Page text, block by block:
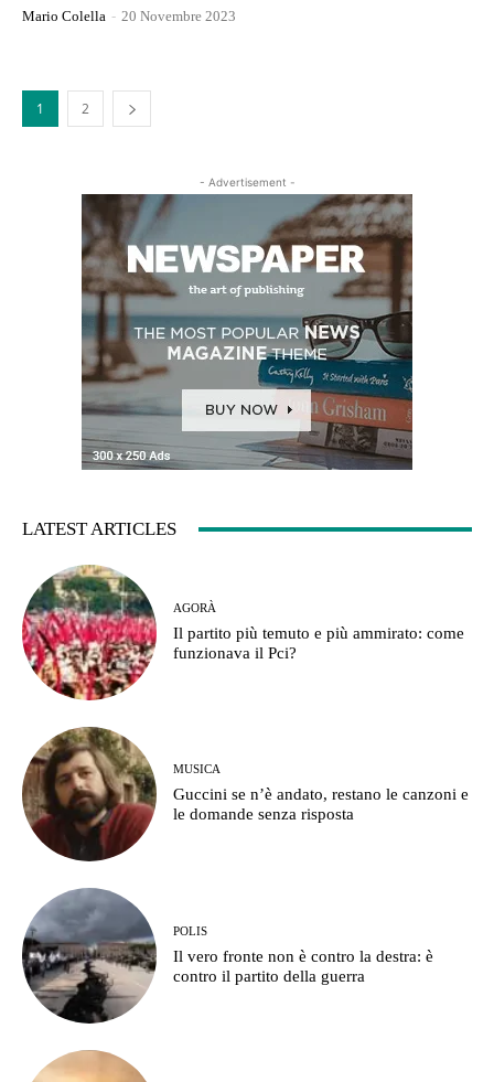
Mario Colella - 20 Novembre 2023
1 2
- Advertisement -
LATEST ARTICLES
AGORÀ
Il partito più temuto e più ammirato: come
funzionava il Pci?
MUSICA
Guccini se n’è andato, restano le canzoni e
le domande senza risposta
POLIS
Il vero fronte non è contro la destra: è
contro il partito della guerra